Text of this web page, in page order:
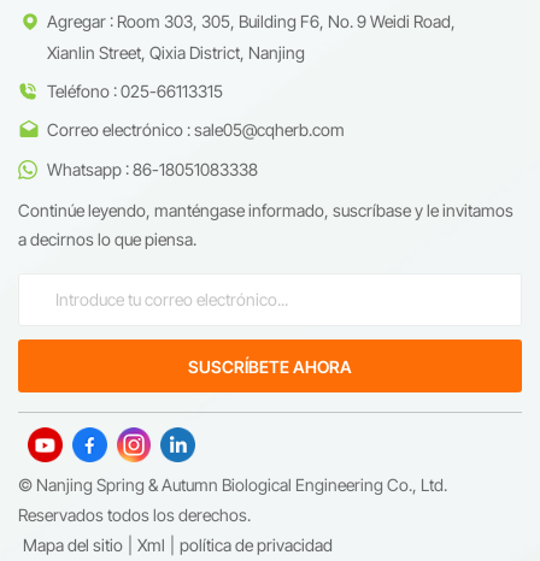
Agregar : Room 303, 305, Building F6, No. 9 Weidi Road,
Xianlin Street, Qixia District, Nanjing
Teléfono : 025-66113315
Correo electrónico : sale05@cqherb.com
Whatsapp : 86-18051083338
Continúe leyendo, manténgase informado, suscríbase y le invitamos
a decirnos lo que piensa.
© Nanjing Spring & Autumn Biological Engineering Co., Ltd.
Reservados todos los derechos.
Mapa del sitio
Xml política de privacidad